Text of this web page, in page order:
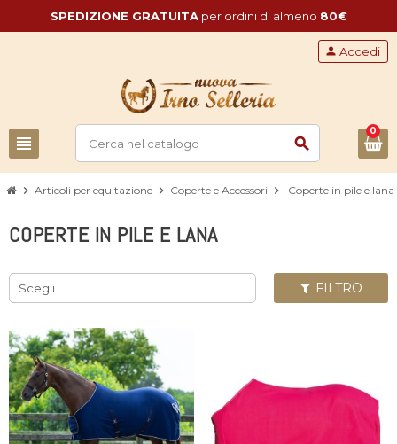
SPEDIZIONE GRATUITAper ordini di almeno 80€
view_headline search
person Accedi
0
chevron_right Articoli per equitazione chevron_right Coperte e Accessori chevron_right Coperte in pile e lana
COPERTE IN PILE E LANA
Scegli FILTRO